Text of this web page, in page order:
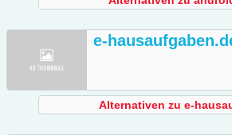
e-
Alternativen zu e-